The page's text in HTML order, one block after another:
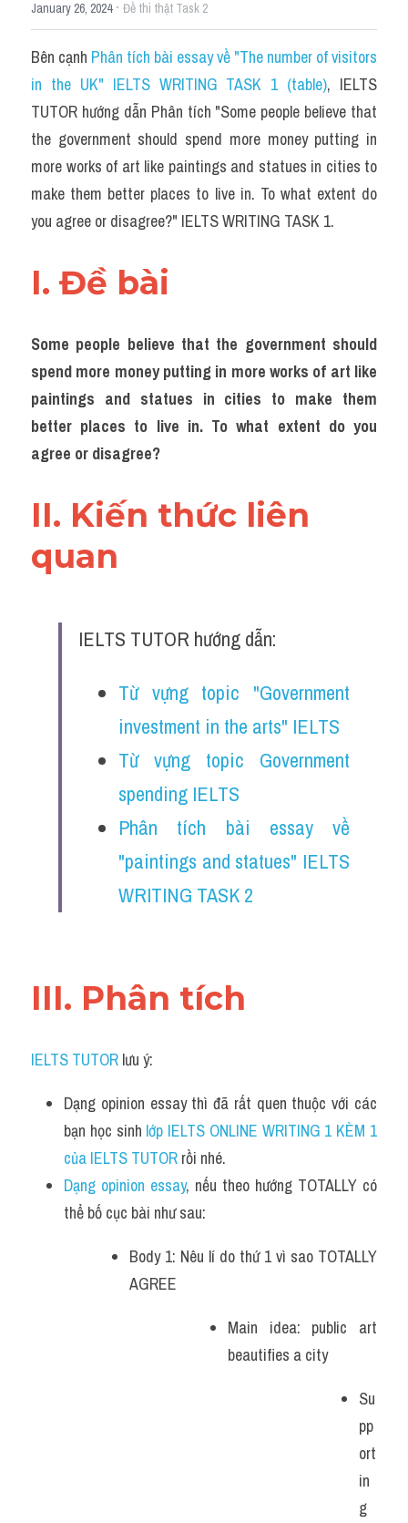
January 26, 2024· Đề thi thật Task 2
Bên cạnh Phân tích bài essay về "The number of visitors
in the UK" IELTS WRITING TASK 1 (table), IELTS
TUTOR hướng dẫn Phân tích "Some people believe that
the government should spend more money putting in
more works of art like paintings and statues in cities to
make them better places to live in. To what extent do
you agree or disagree?" IELTS WRITING TASK 1.
I. Đề bài
Some people believe that the government should
spend more money putting in more works of art like
paintings and statues in cities to make them
better places to live in. To what extent do you
agree or disagree?
II. Kiến thức liên
quan
IELTS TUTOR hướng dẫn:
Từ vựng topic "Government
investment in the arts" IELTS
Từ vựng topic Government
spending IELTS
Phân tích bài essay về
"paintings and statues" IELTS
WRITING TASK 2
III. Phân tích
IELTS TUTOR lưu ý:
Dạng opinion essay thì đã rất quen thuộc với các
bạn học sinh lớp IELTS ONLINE WRITING 1 KÈM 1
của IELTS TUTOR rồi nhé.
Dạng opinion essay, nếu theo hướng TOTALLY có
thể bố cục bài như sau:
Body 1: Nêu lí do thứ 1 vì sao TOTALLY
AGREE
Main idea: public art
beautifies a city
Su
pp
ort
in
g